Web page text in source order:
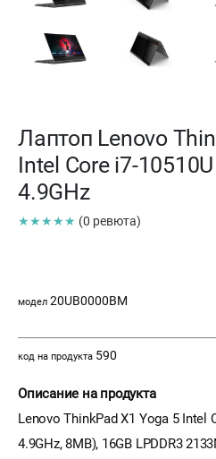
Лаптоп Lenovo
Intel Core i7-
4.9GHz
★★★★★ (0 ревюта)
модел 20UB0000BM
код на продукта 590
Описание на продукта
Lenovo ThinkPad X1 Yoga 5 Intel
4.9GHz, 8MB), 16GB LPDDR3